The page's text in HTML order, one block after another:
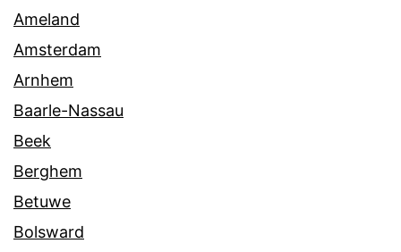
Ameland
Amsterdam
Arnhem
Baarle-Nassau
Beek
Berghem
Betuwe
Bolsward